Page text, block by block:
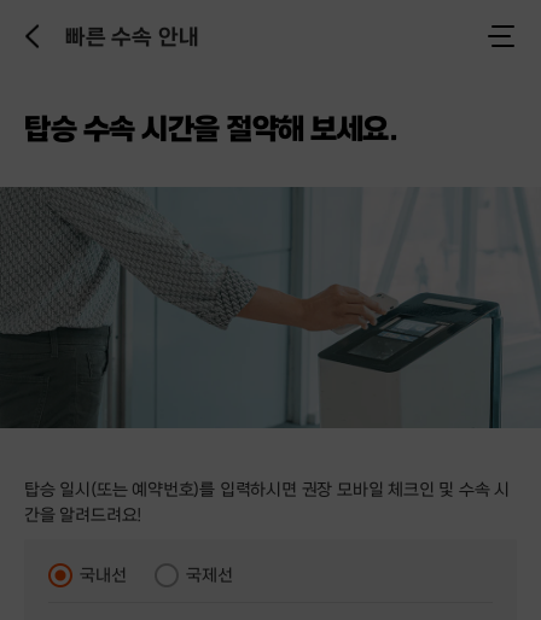
이
로
빠른 수속 안내
탑승 수속 시간을 절약해 보세요.
탑승 일시(또는 예약번호)를 입력하시면 권장 모바일 체크인 및 수속 시
간을 알려드려요!
국내선 국제선